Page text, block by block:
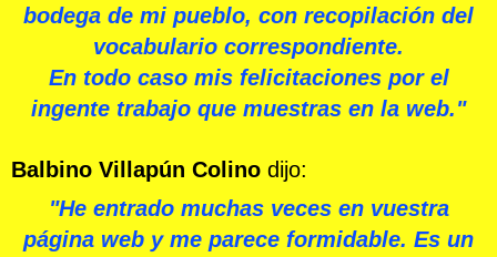
bodega de mi pueblo, con recopilación del
vocabulario correspondiente.
En todo caso mis felicitaciones por el
ingente trabajo que muestras en la web."
Balbino Villapún Colino dijo:
"He entrado muchas veces en vuestra
página web y me parece formidable. Es un